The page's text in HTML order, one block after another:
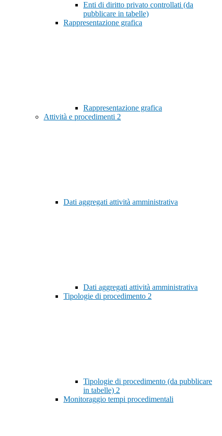
Enti di diritto privato controllati (da
pubblicare in tabelle)
Rappresentazione grafica
Rappresentazione grafica
Attività e procedimenti 2
Dati aggregati attività amministrativa
Dati aggregati attività amministrativa
Tipologie di procedimento 2
Tipologie di procedimento (da pubblicare
in tabelle) 2
Monitoraggio tempi procedimentali